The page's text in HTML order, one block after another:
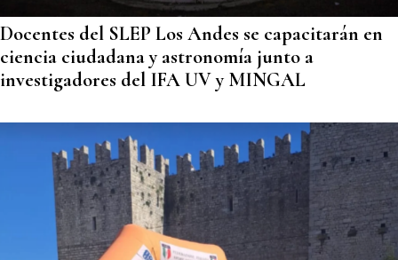
Docentes del SLEP Los Andes se capacitarán en
ciencia ciudadana y astronomía junto a
investigadores del IFA UV y MINGAL